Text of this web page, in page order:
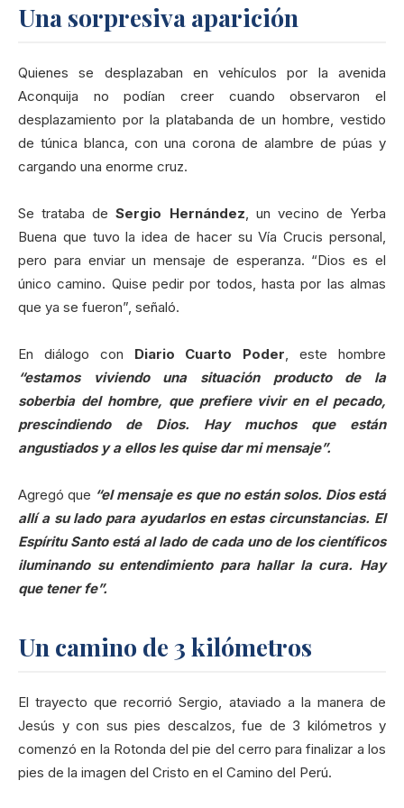
Una sorpresiva aparición
Quienes se desplazaban en vehículos por la avenida
Aconquija no podían creer cuando observaron el
desplazamiento por la platabanda de un hombre, vestido
de túnica blanca, con una corona de alambre de púas y
cargando una enorme cruz.
Se trataba deSergio Hernández, un vecino de Yerba
Buena que tuvo la idea de hacer su Vía Crucis personal,
pero para enviar un mensaje de esperanza. “Dios es el
único camino. Quise pedir por todos, hasta por las almas
que ya se fueron”, señaló.
En diálogo con Diario Cuarto Poder, este hombre
“estamos viviendo una situación producto de la
soberbia del hombre, que prefiere vivir en el pecado,
prescindiendo de Dios. Hay muchos que están
angustiados y a ellos les quise dar mi mensaje”.
Agregó que “el mensaje es que no están solos. Dios está
allí a su lado para ayudarlos en estas circunstancias. El
Espíritu Santo está al lado de cada uno de los científicos
iluminando su entendimiento para hallar la cura. Hay
que tener fe”.
Un camino de 3 kilómetros
El trayecto que recorrió Sergio, ataviado a la manera de
Jesús y con sus pies descalzos, fue de 3 kilómetros y
comenzó en la Rotonda del pie del cerro para finalizar a los
pies de la imagen del Cristo en el Camino del Perú.